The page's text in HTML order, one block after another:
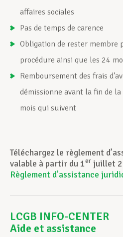
Assistance en vie
Développement
Devenir Membre
affaires sociales
Pas de temps de carence
Obligation de rester membre
procédure ainsi que les 24
Remboursement des frais
démissionne avant la fin de
mois qui suivent
Téléchargez le règlement
valable à partir du 1er juillet
Règlement d’assistance
LCGB INFO-CENTER
Aide et assistance